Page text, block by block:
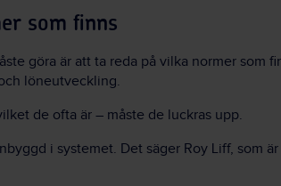
som finns
göra är att ta reda på vilka normer som
löneutveckling.
de ofta är – måste de luckras upp.
i systemet. Det säger Roy Liff, som